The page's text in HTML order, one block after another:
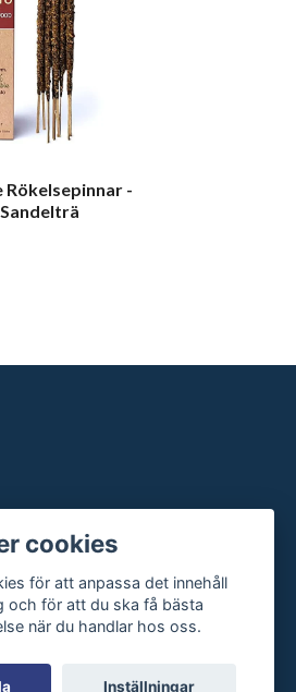
Rökelsepinnar -
cookies
för att anpassa det innehåll
och för att du ska få bästa
när du handlar hos oss.
Inställningar